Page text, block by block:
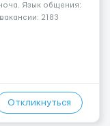
Язык общения:
2183
Откликнуться